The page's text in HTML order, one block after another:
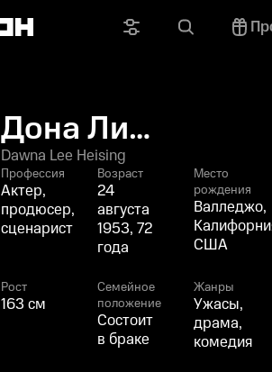
Дона Ли
Хейсинг
Dawna Lee Heising
Профессия
Актер,
продюсер,
сценарист
Возраст
24
августа
1953, 72
года
Место
рождения
Валледжо,
США
Рост
163 см
Семейное
положение
Состоит
в браке
Жанры
Ужасы,
драма,
комедия